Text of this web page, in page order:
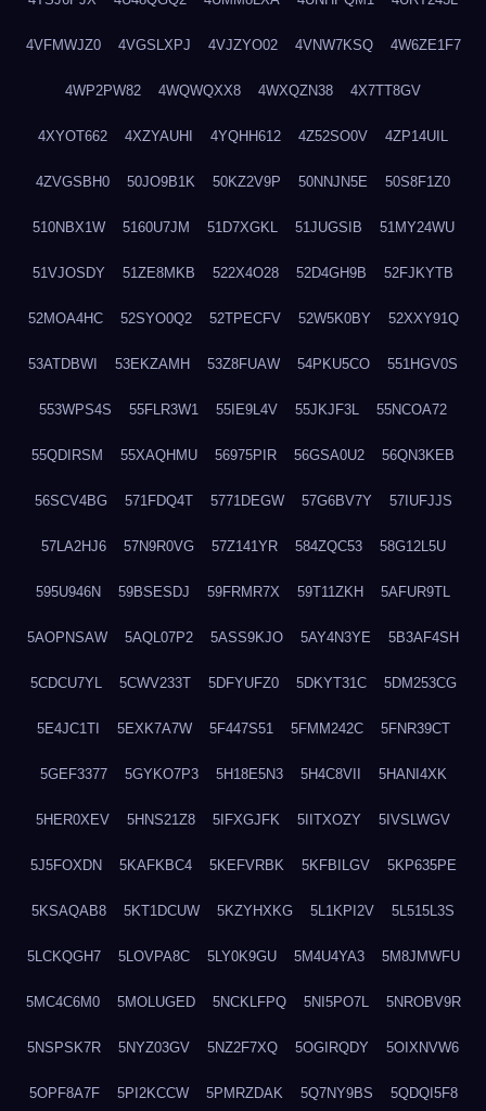
4VFMWJZ0 4VGSLXPJ 4VJZYO02 4VNW7KSQ 4W6ZE1F7
4WP2PW82 4WQWQXX8 4WXQZN38 4X7TT8GV
4XYOT662 4XZYAUHI 4YQHH612 4Z52SO0V 4ZP14UIL
4ZVGSBH0 50JO9B1K 50KZ2V9P 50NNJN5E 50S8F1Z0
510NBX1W 5160U7JM 51D7XGKL 51JUGSIB 51MY24WU
51VJOSDY 51ZE8MKB 522X4O28 52D4GH9B 52FJKYTB
52MOA4HC 52SYO0Q2 52TPECFV 52W5K0BY 52XXY91Q
53ATDBWI 53EKZAMH 53Z8FUAW 54PKU5CO 551HGV0S
553WPS4S 55FLR3W1 55IE9L4V 55JKJF3L 55NCOA72
55QDIRSM 55XAQHMU 56975PIR 56GSA0U2 56QN3KEB
56SCV4BG 571FDQ4T 5771DEGW 57G6BV7Y 57IUFJJS
57LA2HJ6 57N9R0VG 57Z141YR 584ZQC53 58G12L5U
595U946N 59BSESDJ 59FRMR7X 59T11ZKH 5AFUR9TL
5AOPNSAW 5AQL07P2 5ASS9KJO 5AY4N3YE 5B3AF4SH
5CDCU7YL 5CWV233T 5DFYUFZ0 5DKYT31C 5DM253CG
5E4JC1TI 5EXK7A7W 5F447S51 5FMM242C 5FNR39CT
5GEF3377 5GYKO7P3 5H18E5N3 5H4C8VII 5HANI4XK
5HER0XEV 5HNS21Z8 5IFXGJFK 5IITXOZY 5IVSLWGV
5J5FOXDN 5KAFKBC4 5KEFVRBK 5KFBILGV 5KP635PE
5KSAQAB8 5KT1DCUW 5KZYHXKG 5L1KPI2V 5L515L3S
5LCKQGH7 5LOVPA8C 5LY0K9GU 5M4U4YA3 5M8JMWFU
5MC4C6M0 5MOLUGED 5NCKLFPQ 5NI5PO7L 5NROBV9R
5NSPSK7R 5NYZ03GV 5NZ2F7XQ 5OGIRQDY 5OIXNVW6
5OPF8A7F 5PI2KCCW 5PMRZDAK 5Q7NY9BS 5QDQI5F8